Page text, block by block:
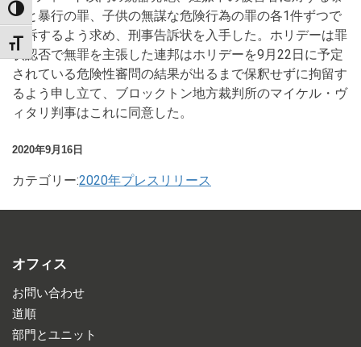
TOGGLE HIGH CONTRAST
TOGGLE FONT SIZE
行と暴行の罪、子供の無謀な危険行為の罪の各1件ずつで
告訴するよう求め、刑事告訴状を入手した。ホリデーは罪
状認否で無罪を主張した連邦はホリデーを9月22日に予定
されている危険性審問の結果が出るまで保釈せずに拘留す
るよう申し立て、ブロックトン地方裁判所のマイケル・ヴ
ィタリ判事はこれに同意した。
2020年9月16日
カテゴリー:2020年プレスリリース
オフィス
お問い合わせ
道順
部門とユニット